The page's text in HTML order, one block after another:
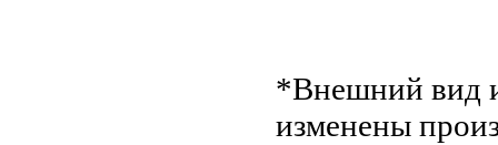
*Внешний вид
изменены